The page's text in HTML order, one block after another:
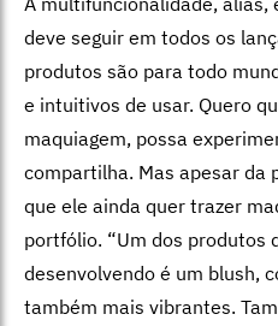
deve seguir em todos os
produtos são para todo
e intuitivos de usar. Quero
maquiagem, possa
compartilha. Mas apesar da
que ele ainda quer trazer
portfólio. “Um dos produtos
desenvolvendo é um blush,
também mais vibrantes.